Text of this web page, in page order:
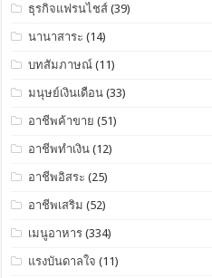
ธุรกิจแฟรนไชส์ (39)
นานาสาระ (14)
บทสัมภาษณ์ (11)
มนุษย์เงินเดือน (33)
อาชีพค้าขาย (51)
อาชีพทำเงิน (12)
อาชีพอิสระ (25)
อาชีพเสริม (52)
เมนูอาหาร (334)
แรงบันดาลใจ (11)